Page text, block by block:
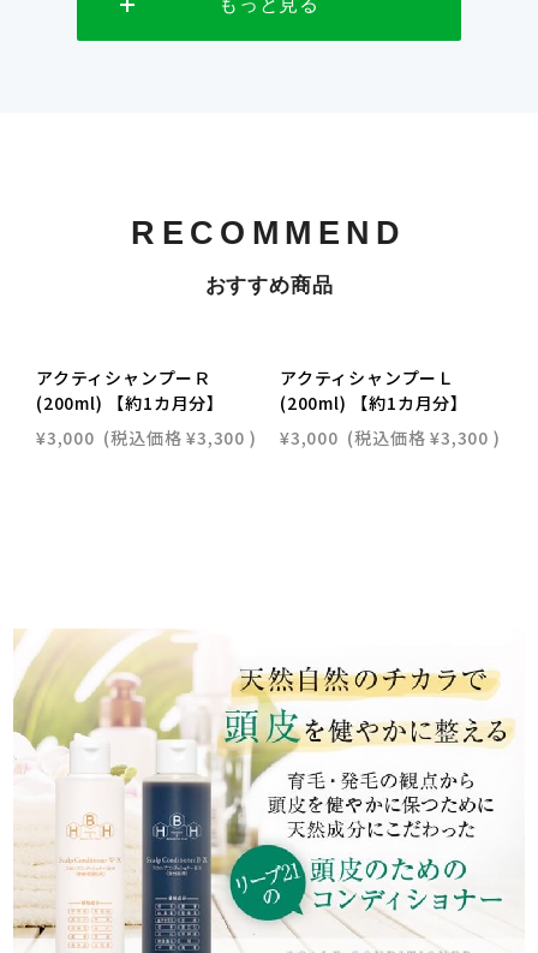
もっと見る
RECOMMEND
おすすめ商品
アクティシャンプーＲ
(200ml) 【約1カ月分】
¥3,000 (税込価格 ¥3,300 )
アクティシャンプーＬ
(200ml) 【約1カ月分】
¥3,000 (税込価格 ¥3,300 )